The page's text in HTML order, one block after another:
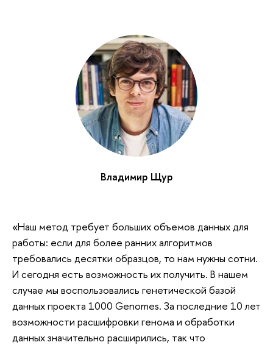
Владимир Щур
«Наш метод требует больших объемов данных для
работы: если для более ранних алгоритмов
требовались десятки образцов, то нам нужны сотни.
И сегодня есть возможность их получить. В нашем
случае мы воспользовались генетической базой
данных проекта 1000 Genomes. За последние 10 лет
возможности расшифровки генома и обработки
данных значительно расширились, так что